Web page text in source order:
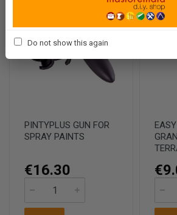
PINTYPLUS GUN FOR
SPRAY PAINTS
€16.30
Do not show this again